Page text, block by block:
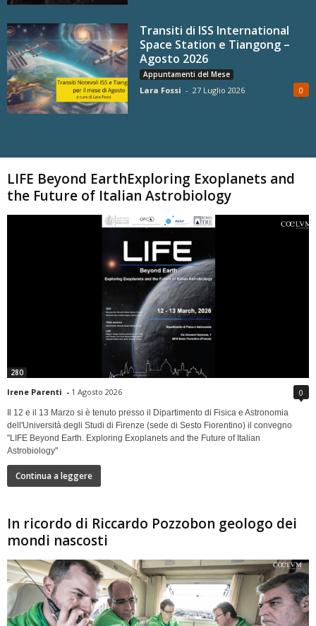
Transiti di ISS International
Space Station e Tiangong –
Agosto 2026
Appuntamenti del Mese
Lara Fossi - 27 Luglio 2026 0
LIFE Beyond EarthExploring Exoplanets and
the Future of Italian Astrobiology
280
Irene Parenti - 1 Agosto 2026 0
Il 12 e il 13 Marzo si è tenuto presso il Dipartimento di Fisica e Astronomia
dell'Università degli Studi di Firenze (sede di Sesto Fiorentino) il convegno
"LIFE Beyond Earth. Exploring Exoplanets and the Future of Italian
Astrobiology"
Continua a leggere
In ricordo di Riccardo Pozzobon geologo dei
mondi nascosti